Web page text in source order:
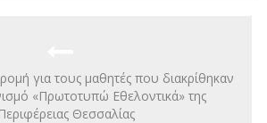
για τους μαθητές που διακρίθηκαν
«Πρωτοτυπώ Εθελοντικά» της
Περιφέρειας Θεσσαλίας